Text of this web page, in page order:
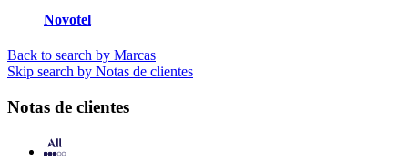
Novotel
Back to search by Marcas
Skip search by Notas de clientes
Notas de clientes